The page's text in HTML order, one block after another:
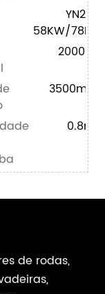
YN27T
58KW/78HP
2000kg
3500mm
0.8m³
de rodas,